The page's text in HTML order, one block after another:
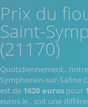
Prix du
Saint-
(21170)
Quotidiennement,
Symphorien-sur-Saône
est de 1620 eurospour
euros le , soit une